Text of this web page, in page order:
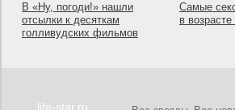
В «Ну, погоди!» нашли
отсылки к десяткам
голливудских фильмов
Самые
в возрасте
life-star.ru